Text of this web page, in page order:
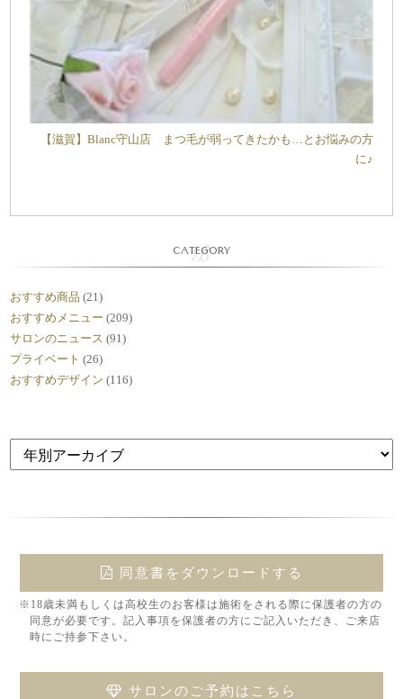
【滋賀】Blanc守山店 まつ毛が弱ってきたかも…とお悩みの方
に♪
CATEGORY
おすすめ商品 (21)
おすすめメニュー (209)
サロンのニュース (91)
プライベート (26)
おすすめデザイン (116)
同意書をダウンロードする
※18歳未満もしくは高校生のお客様は施術をされる際に保護者の方の
同意が必要です。記入事項を保護者の方にご記入いただき、ご来店
時にご持参下さい。
サロンのご予約はこちら